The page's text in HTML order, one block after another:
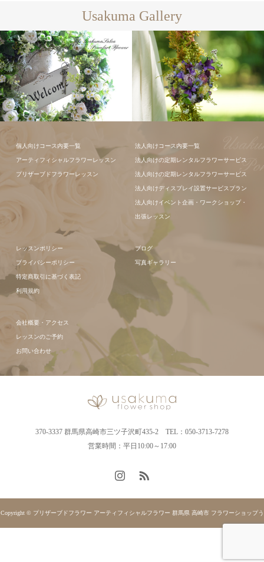
Usakuma Gallery
ンジメント
個人向けコース内要一覧
アーティフィシャルフラワーレッスン
プリザーブドフラワーレッスン
法人向けコース内要一覧
法人向けの定期レンタルフラワーサービス
法人向けの定期レンタルフラワーサービス
法人向けディスプレイ設置サービスプラン
法人向けイベント企画・ワークショップ・
出張レッスン
レッスンポリシー
プライバシーポリシー
特定商取引に基づく表記
利用規約
ブログ
写真ギャラリー
会社概要・アクセス
レッスンのご予約
お問い合わせ
370-3337 群馬県高崎市三ツ子沢町435-2 TEL：050-3713-7278
営業時間：平日10:00～17:00
Copyright © プリザーブドフラワー アーティフィシャルフラワー 群馬県 高崎市 フラワーショップう